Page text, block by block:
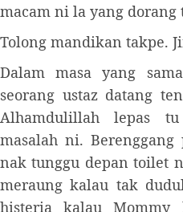
macam ni la yang dorang
Tolong mandikan takpe.
Dalam masa yang
seorang ustaz datang
Alhamdulillah lepas
masalah ni.
nak tunggu depan toilet
meraung kalau tak
histeria kalau Mommy